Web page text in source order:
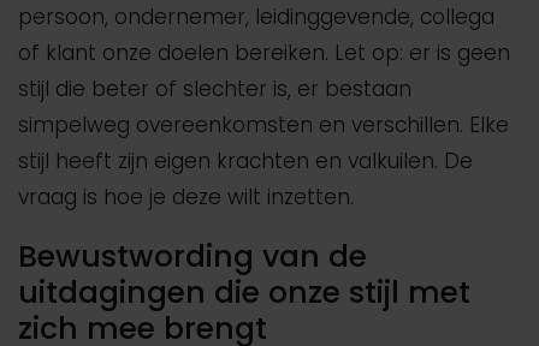
persoon, ondernemer, leidinggevende, collega
of klant onze doelen bereiken. Let op: er is geen
stijl die beter of slechter is, er bestaan
simpelweg overeenkomsten en verschillen. Elke
stijl heeft zijn eigen krachten en valkuilen. De
vraag is hoe je deze wilt inzetten.
Bewustwording van de
uitdagingen die onze stijl met
zich mee brengt